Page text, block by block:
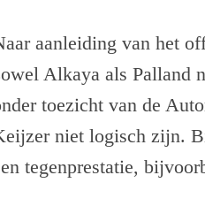
aanleiding van het
Alkaya als Palland
toezicht van de
niet logisch zijn.
tegenprestatie,